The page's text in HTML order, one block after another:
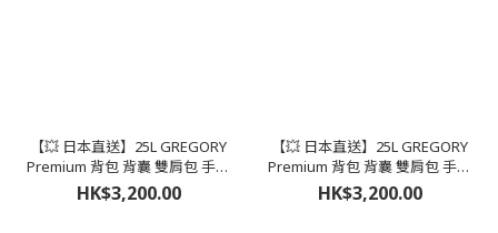
【💥 日本直送】25L GREGORY
Premium 背包 背囊 雙肩包 手提
包 書包
HK$3,200.00
【💥 日本直送】25L GREGORY
Premium 背包 背囊 雙肩包 手提
包 書包
HK$3,200.00